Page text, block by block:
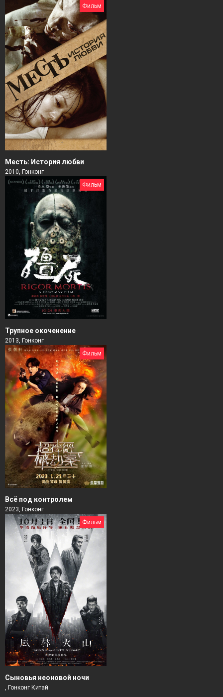
Фильм
Месть: История любви
2010, Гонконг
Фильм
Трупное окоченение
2013, Гонконг
Фильм
Всё под контролем
2023, Гонконг
Фильм
Сыновья неоновой ночи
, Гонконг Китай